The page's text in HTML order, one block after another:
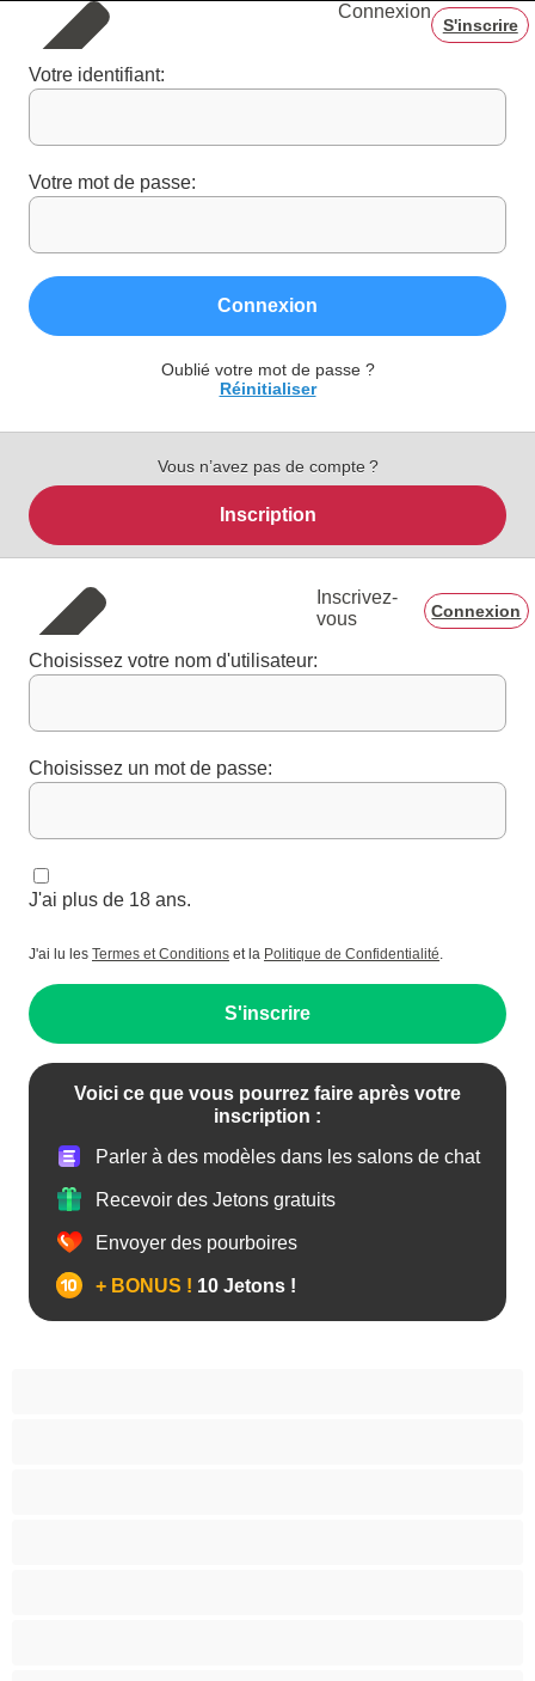
Connexion
S'inscrire
Votre identifiant:
Votre mot de passe:
Connexion
Oublié votre mot de passe ?
Réinitialiser
Vous n’avez pas de compte ?
Inscription
Inscrivez-
vous
Connexion
Choisissez votre nom d'utilisateur:
Choisissez un mot de passe:
J'ai plus de 18 ans.
J'ai lu les Termes et Conditions et la Politique de Confidentialité.
S'inscrire
Voici ce que vous pourrez faire après votre
inscription :
Parler à des modèles dans les salons de chat
Recevoir des Jetons gratuits
Envoyer des pourboires
+ BONUS ! 10 Jetons !